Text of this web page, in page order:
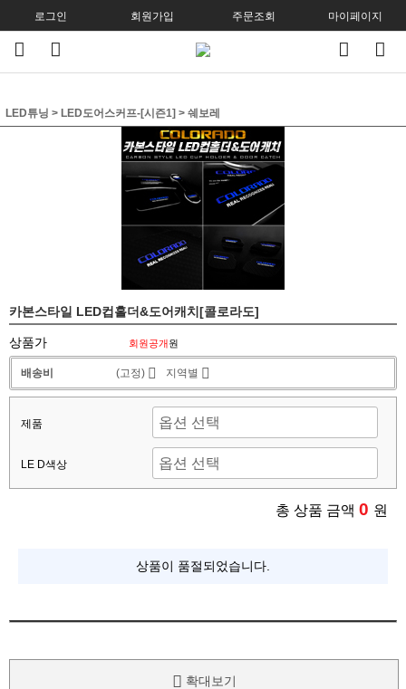
로그인 회원가입 주문조회 마이페이지
LED튜닝 > LED도어스커프-[시즌1] > 쉐보레
카본스타일 LED컵홀더&도어캐치[콜로라도]
상품가 회원공개원
배송비 (고정) 지역별
제품
LE D색상
총 상품 금액 0 원
상품이 품절되었습니다.
확대보기